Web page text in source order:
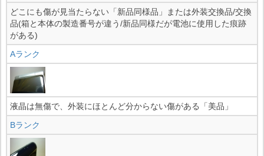
どこにも傷が見当たらない「新品同様品」または外装交換品/交換
品(箱と本体の製造番号が違う/新品同様だが電池に使用した痕跡
がある)
Aランク
液晶は無傷で、外装にほとんど分からない傷がある「美品」
Bランク